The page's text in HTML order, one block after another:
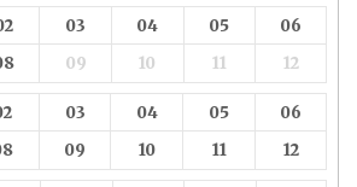
03 04 05
06
09 10 11 12
03 04 05
06
09 10 11 12